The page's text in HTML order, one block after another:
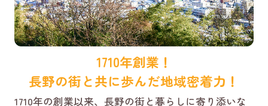
1710年創業！
長野の街と共に歩んだ地域密着力！
1710年の創業以来、長野の街と暮らしに寄り添いな